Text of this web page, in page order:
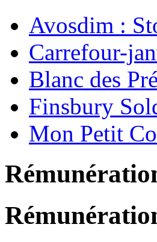
Avosdim :
Carrefour-
Blanc des
Finsbury
Mon Petit